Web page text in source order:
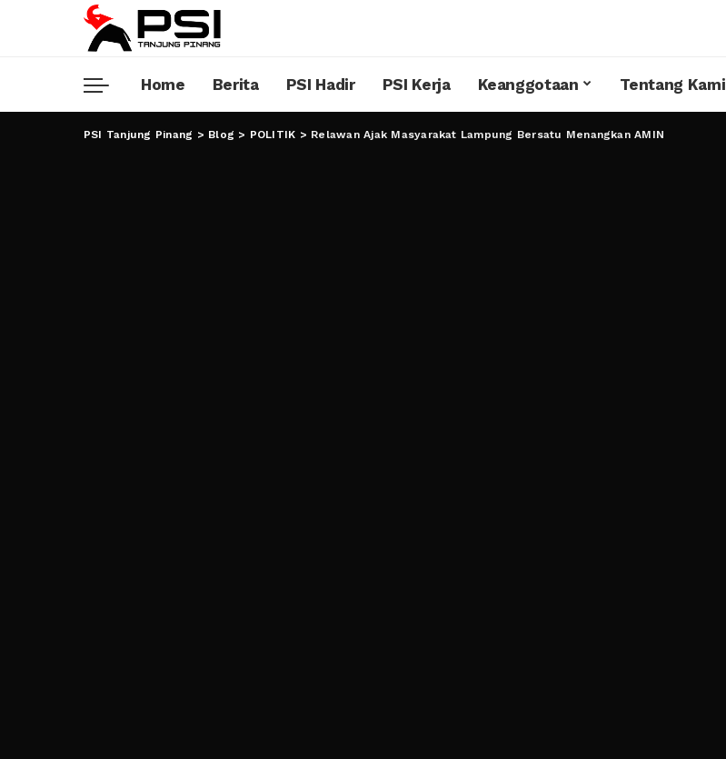
Home Berita PSI Hadir PSI Kerja Keanggotaan Tentang Kami
PSI Tanjung Pinang > Blog > POLITIK > Relawan Ajak Masyarakat Lampung Bersatu Menangkan AMIN